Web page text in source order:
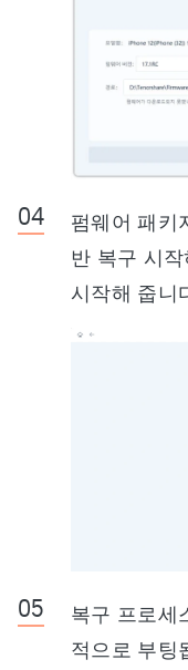
펌웨어 패키
반 복구 시
시작해 줍니
복구 프로세
적으로 부팅